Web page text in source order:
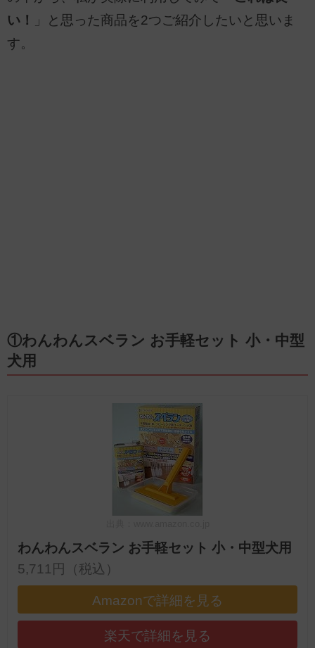
い！
」と思った商品を2つご紹介したいと思いま
す。
①わんわんスベラン お手軽セット 小・中型
犬用
わんわんスベラン お手軽セット 小・中型犬用
5,711円（税込）
Amazonで詳細を見る
楽天で詳細を見る